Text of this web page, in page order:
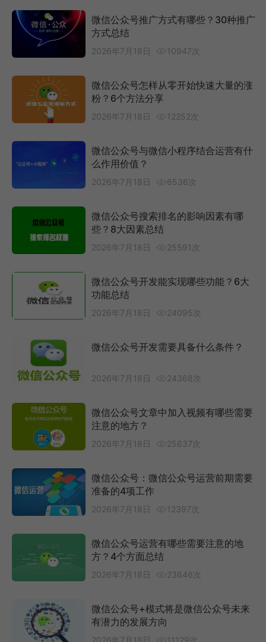
微信公众号推广方式有哪些？30种推广
方式总结
2026年7月18日 10947次
微信公众号怎样从零开始快速大量的涨
粉？6个方法分享
2026年7月18日 12252次
微信公众号与微信小程序结合运营有什
么作用价值？
2026年7月18日 6536次
微信公众号搜索排名的影响因素有哪
些？8大因素总结
2026年7月18日 25591次
微信公众号开发能实现哪些功能？6大
功能总结
2026年7月18日 24095次
微信公众号开发需要具备什么条件？
2026年7月18日 24368次
微信公众号文章中加入视频有哪些需要
注意的地方？
2026年7月18日 25637次
微信公众号：微信公众号运营前期需要
准备的4项工作
2026年7月18日 12397次
微信公众号运营有哪些需要注意的地
方？4个方面总结
2026年7月18日 23646次
微信公众号+模式将是微信公众号未来
有潜力的发展方向